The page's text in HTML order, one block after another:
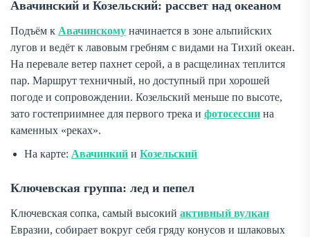
Авачинский и Козельский: рассвет над океаном
Подъём к Авачинскому начинается в зоне альпийских
лугов и ведёт к лавовым гребням с видами на Тихий океан.
На перевале ветер пахнет серой, а в расщелинах теплится
пар. Маршрут техничный, но доступный при хорошей
погоде и сопровождении. Козельский меньше по высоте,
зато гостеприимнее для первого трека и фотосессии на
каменных «реках».
На карте: Авачинкий и Козельский
Ключевская группа: лед и пепел
Ключевская сопка, самый высокий активный вулкан
Евразии, собирает вокруг себя гряду конусов и шлаковых